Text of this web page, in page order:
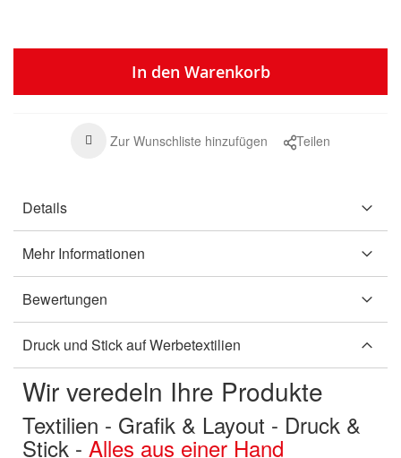
In den Warenkorb
Zur Wunschliste hinzufügen Teilen
Details
Mehr Informationen
Bewertungen
Druck und Stick auf Werbetextilien
Wir veredeln Ihre Produkte
Textilien - Grafik & Layout - Druck &
Stick - Alles aus einer Hand